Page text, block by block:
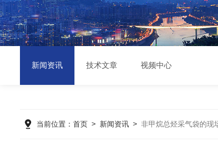
新闻资讯 技术文章 视频中心
当前位置： 首页> 新闻资讯> 非甲烷总烃采气袋的现